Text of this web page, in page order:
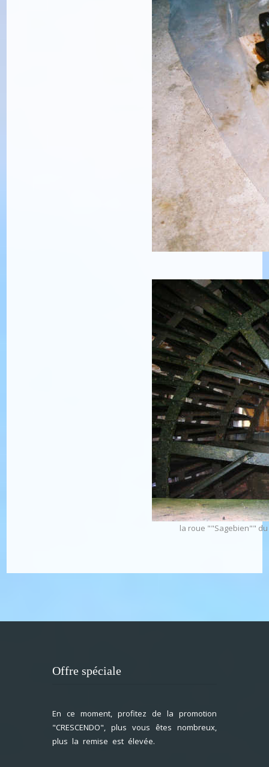
la roue ""Sagebien""
Offre spéciale
En ce moment, profitez de la promotion
"CRESCENDO", plus vous êtes nombreux,
plus la remise est élevée.